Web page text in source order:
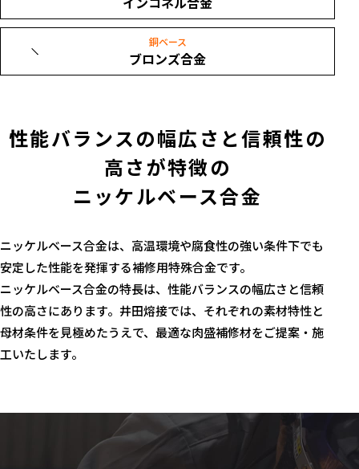
銅ベース
ブロンズ合金
性能バランスの幅広さと信頼性の
高さが特徴の
ニッケルベース合金
ニッケルベース合金は、高温環境や腐食性の強い条件下でも
安定した性能を発揮する補修用特殊合金です。
ニッケルベース合金の特長は、性能バランスの幅広さと信頼
性の高さにあります。井田熔接では、それぞれの素材特性と
母材条件を見極めたうえで、最適な肉盛補修材をご提案・施
工いたします。